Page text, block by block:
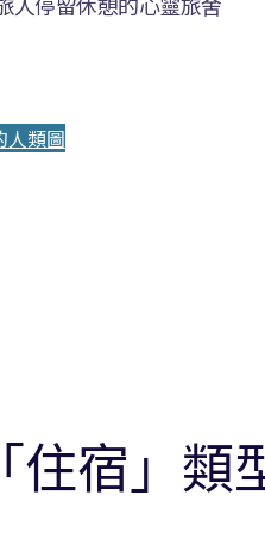
人類圖
住宿」類